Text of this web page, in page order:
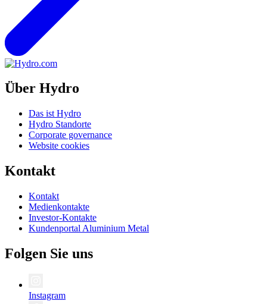
Über Hydro
Das ist Hydro
Hydro Standorte
Corporate governance
Website cookies
Kontakt
Kontakt
Medienkontakte
Investor-Kontakte
Kundenportal Aluminium Metal
Folgen Sie uns
Instagram